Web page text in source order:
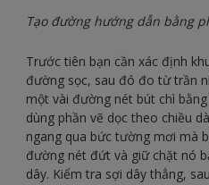
Tạo đường hướng dẫn bằng
Trước tiên bạn cần xác định
đường sọc, sau đó đo từ trần
một vài đường nét bút chì
dùng phần vẽ dọc theo chiều
ngang qua bức tường mơi mà
đường nét đứt và giữ chặt nó
dây. Kiểm tra sợi dây thẳng,